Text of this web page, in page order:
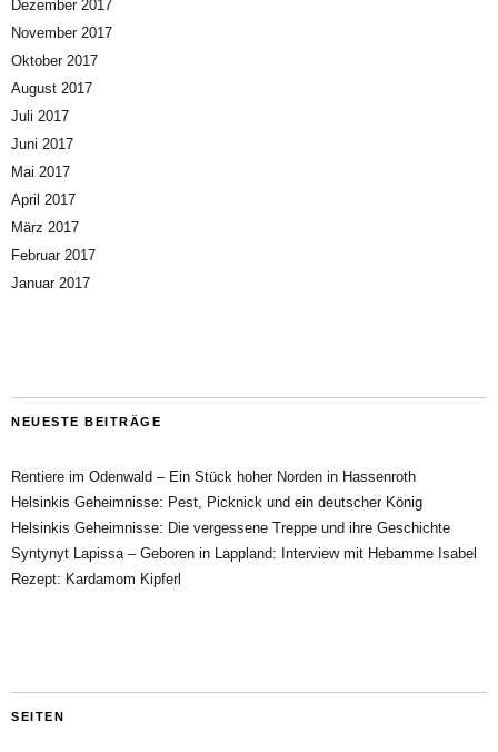
Dezember 2017
November 2017
Oktober 2017
August 2017
Juli 2017
Juni 2017
Mai 2017
April 2017
März 2017
Februar 2017
Januar 2017
NEUESTE BEITRÄGE
Rentiere im Odenwald – Ein Stück hoher Norden in Hassenroth
Helsinkis Geheimnisse: Pest, Picknick und ein deutscher König
Helsinkis Geheimnisse: Die vergessene Treppe und ihre Geschichte
Syntynyt Lapissa – Geboren in Lappland: Interview mit Hebamme Isabel
Rezept: Kardamom Kipferl
SEITEN